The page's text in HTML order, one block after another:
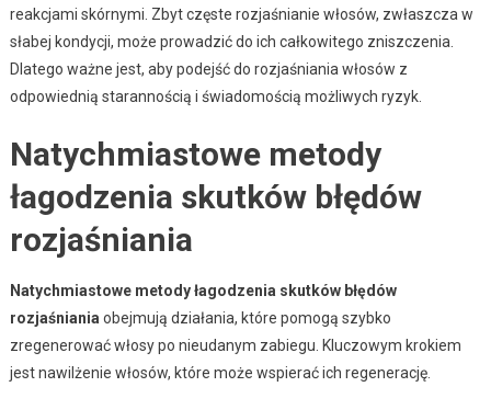
reakcjami skórnymi. Zbyt częste rozjaśnianie włosów, zwłaszcza w
słabej kondycji, może prowadzić do ich całkowitego zniszczenia.
Dlatego ważne jest, aby podejść do rozjaśniania włosów z
odpowiednią starannością i świadomością możliwych ryzyk.
Natychmiastowe metody
łagodzenia skutków błędów
rozjaśniania
Natychmiastowe metody łagodzenia skutków błędów
rozjaśniania obejmują działania, które pomogą szybko
zregenerować włosy po nieudanym zabiegu. Kluczowym krokiem
jest nawilżenie włosów, które może wspierać ich regenerację.